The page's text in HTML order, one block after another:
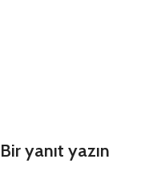
Bir yanıt yazın